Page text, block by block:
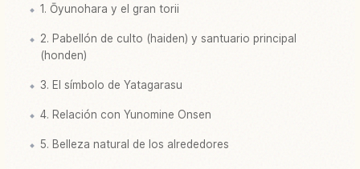
1. Ōyunohara y el gran torii
2. Pabellón de culto (haiden) y santuario principal
(honden)
3. El símbolo de Yatagarasu
4. Relación con Yunomine Onsen
5. Belleza natural de los alrededores